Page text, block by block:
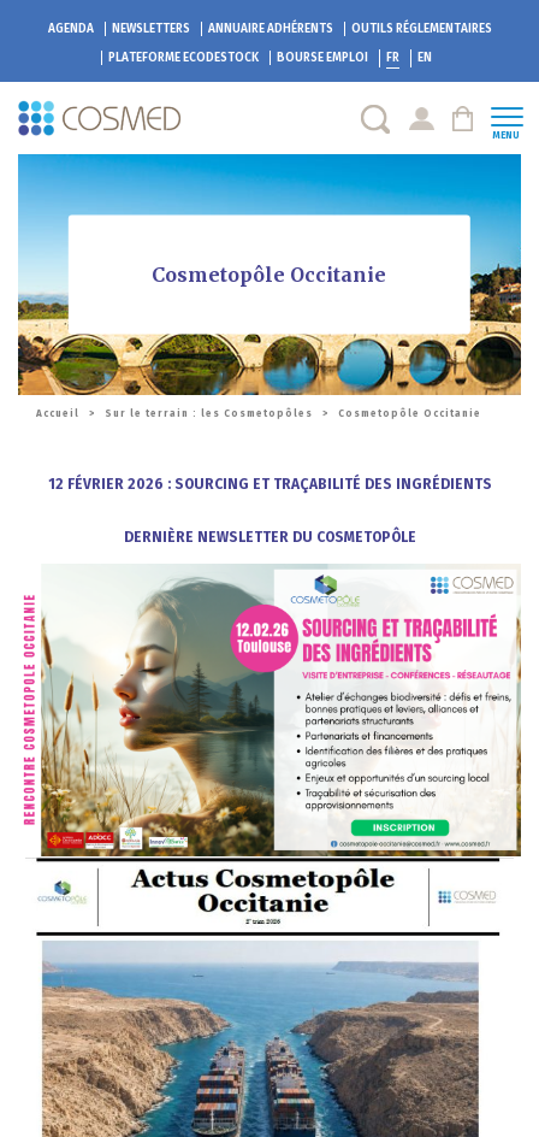
AGENDA NEWSLETTERS ANNUAIRE ADHÉRENTS
OUTILS RÉGLEMENTAIRES
PLATEFORME ECODESTOCK BOURSE EMPLOI FR EN
MENU
Cosmetopôle Occitanie
Accueil > Sur le terrain : les Cosmetopôles > Cosmetopôle Occitanie
12 FÉVRIER 2026 : SOURCING ET TRAÇABILITÉ DES INGRÉDIENTS
DERNIÈRE NEWSLETTER DU COSMETOPÔLE